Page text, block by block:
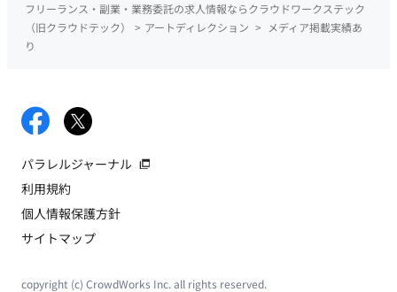
フリーランス・副業・業務委託の求人情報ならクラウドワークステック
（旧クラウドテック）
> アートディレクション > メディア掲載実績あ
り
パラレルジャーナル
利用規約
個人情報保護方針
サイトマップ
copyright (c) CrowdWorks Inc. all rights reserved.